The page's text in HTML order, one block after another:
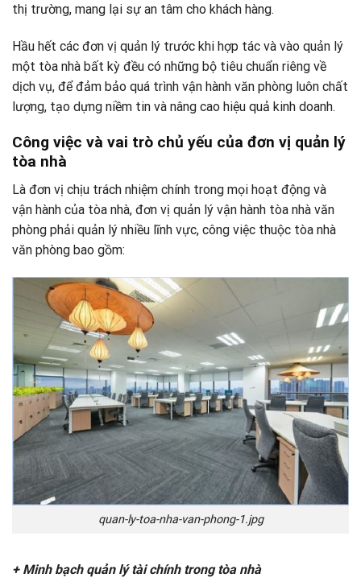
thị trường, mang lại sự an tâm cho khách hàng.
Hầu hết các đơn vị quản lý trước khi hợp tác và vào quản lý
một tòa nhà bất kỳ đều có những bộ tiêu chuẩn riêng về
dịch vụ, để đảm bảo quá trình vận hành văn phòng luôn chất
lượng, tạo dựng niềm tin và nâng cao hiệu quả kinh doanh.
Công việc và vai trò chủ yếu của đơn vị quản lý
tòa nhà
Là đơn vị chịu trách nhiệm chính trong mọi hoạt động và
vận hành của tòa nhà, đơn vị quản lý vận hành tòa nhà văn
phòng phải quản lý nhiều lĩnh vực, công việc thuộc tòa nhà
văn phòng bao gồm:
quan-ly-toa-nha-van-phong-1.jpg
+ Minh bạch quản lý tài chính trong tòa nhà